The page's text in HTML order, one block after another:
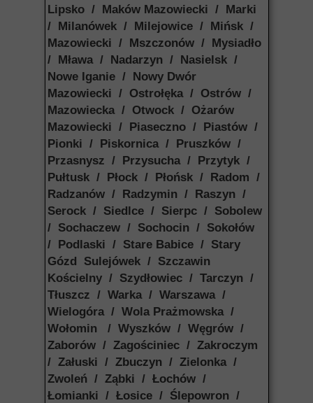
Lipsko / Maków Mazowiecki / Marki
/ Milanówek / Milejowice / Mińsk /
Mazowiecki / Mszczonów / Mysiadło
/ Mława / Nadarzyn / Nasielsk /
Nowe Iganie / Nowy Dwór
Mazowiecki / Ostrołęka / Ostrów /
Mazowiecka / Otwock / Ożarów
Mazowiecki / Piaseczno / Piastów /
Pionki / Piskornica / Pruszków /
Przasnysz / Przysucha / Przytyk /
Pułtusk / Płock / Płońsk / Radom /
Radzanów / Radzymin / Raszyn /
Serock / Siedlce / Sierpc / Sobolew
/ Sochaczew / Sochocin / Sokołów
/ Podlaski / Stare Babice / Stary
Gózd Sulejówek / Szczawin
Kościelny / Szydłowiec / Tarczyn /
Tłuszcz / Warka / Warszawa /
Wielogóra / Wola Prażmowska /
Wołomin / Wyszków / Węgrów /
Zaborów / Zagościniec / Zakroczym
/ Załuski / Zbuczyn / Zielonka /
Zwoleń / Ząbki / Łochów /
Łomianki / Łosice / Ślepowron /